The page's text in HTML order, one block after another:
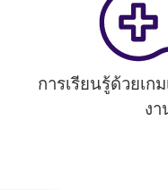
การเรียนรู้ด้วยเก
งา